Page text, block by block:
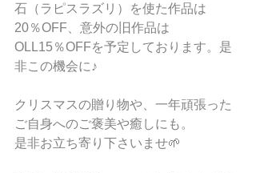
石（ラピスラズリ）を使た作品は
20％OFF、意外の旧作品は
OLL15％OFFを予定しております。是
非この機会に♪
クリスマスの贈り物や、一年頑張った
ご自身へのご褒美や癒しにも。
是非お立ち寄り下さいませ🌱